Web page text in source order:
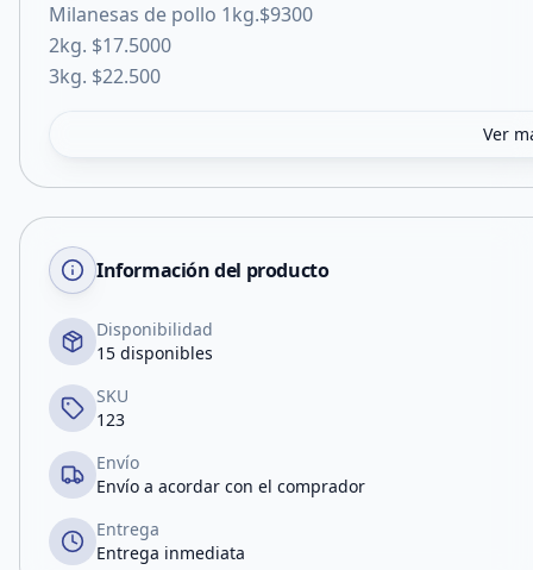
Milanesas de pollo 1kg.$9300
2kg. $17.5000
3kg. $22.500
Ver
Información del producto
Disponibilidad
15 disponibles
SKU
123
Envío
Envío a acordar con el comprador
Entrega
Entrega inmediata